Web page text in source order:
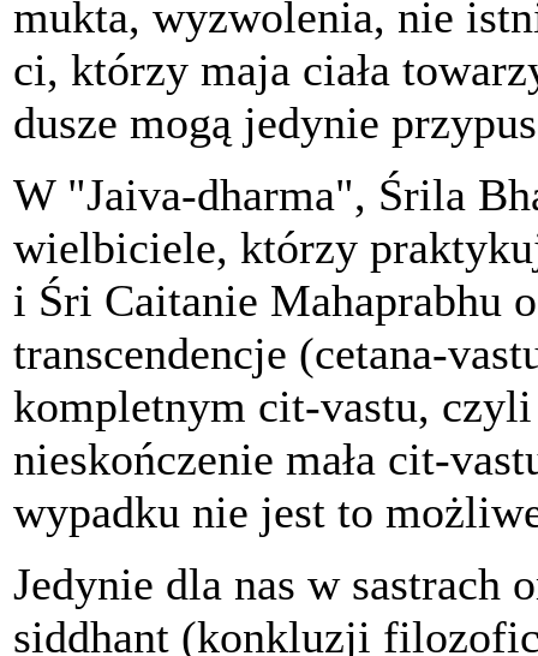
mukta, wyzwolenia, nie
ci, którzy maja ciała
dusze mogą jedynie
W "Jaiva-dharma", Śrila
wielbiciele, którzy
i Śri Caitanie Mahaprabhu
transcendencje (cetana-
kompletnym cit-vastu,
nieskończenie mała cit-
wypadku nie jest to
Jedynie dla nas w sastrach
siddhant (konkluzji